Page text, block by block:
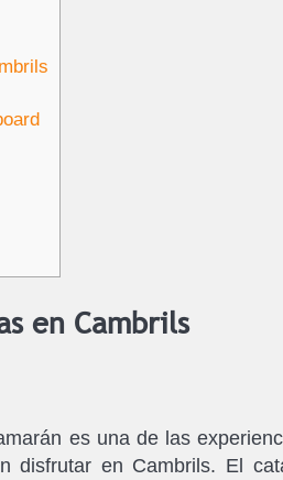
en Cambrils
es una de las
disfrutar en Cambrils. El